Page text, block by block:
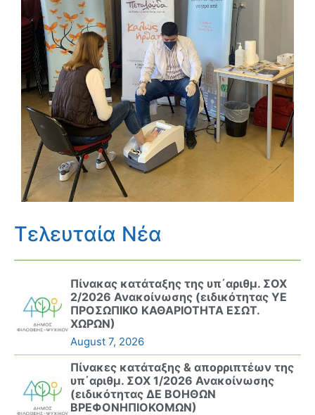
Τελευταία Νέα
Πίνακας κατάταξης της υπ΄αριθμ. ΣΟΧ
2/2026 Ανακοίνωσης (ειδικότητας ΥΕ
ΠΡΟΣΩΠΙΚΟ ΚΑΘΑΡΙΟΤΗΤΑ ΕΣΩΤ.
ΧΩΡΩΝ)
August 7, 2026
Πίνακες κατάταξης & απορριπτέων της
υπ΄αριθμ. ΣΟΧ 1/2026 Ανακοίνωσης
(ειδικότητας ΔΕ ΒΟΗΘΩΝ
ΒΡΕΦΟΝΗΠΙΟΚΟΜΩΝ)